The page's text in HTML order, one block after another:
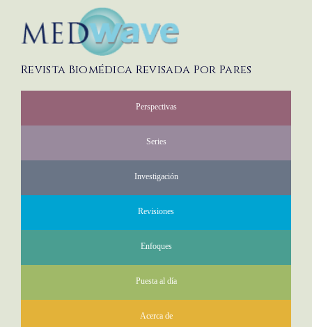
Revista Biomédica Revisada Por Pares
Perspectivas
Series
Investigación
Revisiones
Enfoques
Puesta al día
Acerca de